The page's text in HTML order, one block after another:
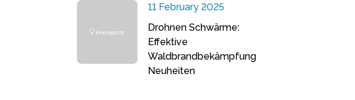
11 February 2025
Drohnen Schwärme:
Effektive
Waldbrandbekämpfung
Neuheiten